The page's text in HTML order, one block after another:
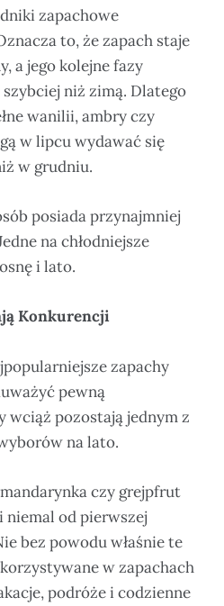
zapachowe
to, że zapach staje
a jego kolejne fazy
niż zimą. Dlatego
wanilii, ambry czy
w lipcu wydawać się
w grudniu.
posiada przynajmniej
na chłodniejsze
i lato.
Konkurencji
zapachy
pewną
wciąż pozostają jednym z
na lato.
czy grejpfrut
niemal od pierwszej
bez powodu właśnie te
w zapachach
podróże i codzienne